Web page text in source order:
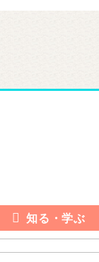
知る・学ぶ